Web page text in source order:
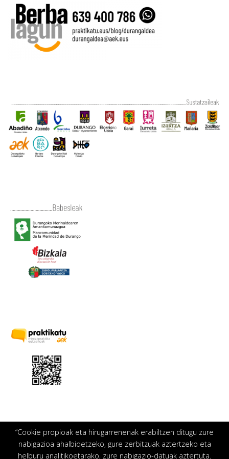
“Cookie propioak eta hirugarrenenak erabiltzen ditugu zure
nabigazioa ahalbidetzeko, gure zerbitzuak aztertzeko eta
helburu analitikoetarako, zure nabigazio-datuak aztertuta.